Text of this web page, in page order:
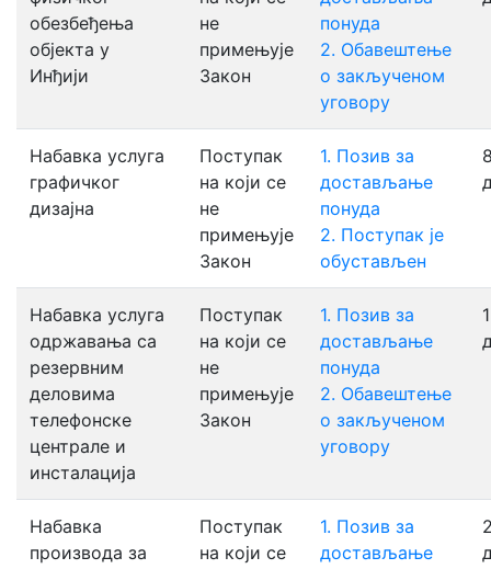
обезбеђења
објекта у
Инђији
не
примењује
Закон
понуда
2. Обавештење
о закљученом
уговору
Набавка услуга
графичког
дизајна
Поступак
на који се
не
примењује
Закон
1. Позив за
достављањe
понуда
2. Поступак је
обустављен
Набавка услуга
одржавања са
резервним
деловима
телефонске
централе и
инсталација
Поступак
на који се
не
примењује
Закон
1. Позив за
достављањe
понуда
2. Обавештење
о закљученом
уговору
Набавка
производа за
Поступак
на који се
1. Позив за
достављање